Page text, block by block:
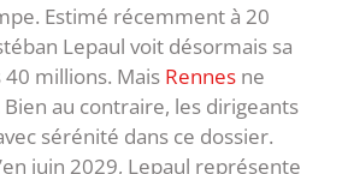
Estimé récemment à 20
Lepaul voit désormais sa
millions. Mais Rennes ne
au contraire, les dirigeants
sérénité dans ce dossier.
juin 2029, Lepaul représente